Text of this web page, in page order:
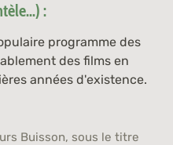
:
programme des
des films en
années d'existence.
Buisson, sous le titre